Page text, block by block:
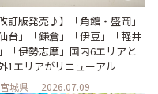
改訂版発売♪】「角館・盛岡」
仙台」「鎌倉」「伊豆」「軽井
「伊勢志摩」国内6エリアと
1エリアがリニューアル
宮城県 2026.07.09